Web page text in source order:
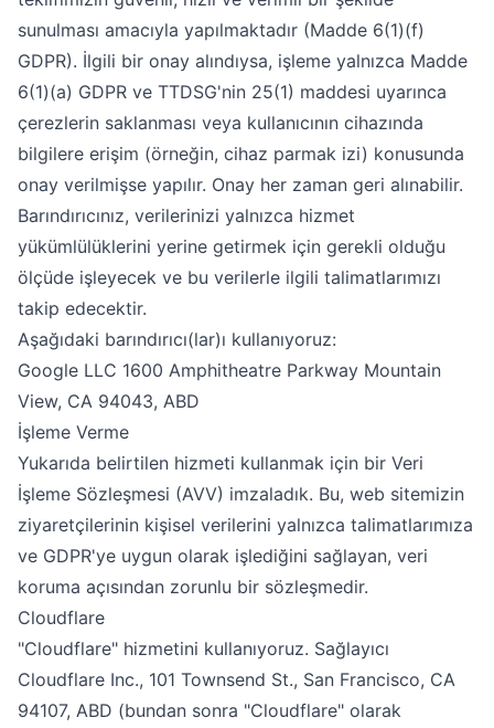
sunulması amacıyla yapılmaktadır (Madde 6(1)(f)
GDPR). İlgili bir onay alındıysa, işleme yalnızca Madde
6(1)(a) GDPR ve TTDSG'nin 25(1) maddesi uyarınca
çerezlerin saklanması veya kullanıcının cihazında
bilgilere erişim (örneğin, cihaz parmak izi) konusunda
onay verilmişse yapılır. Onay her zaman geri alınabilir.
Barındırıcınız, verilerinizi yalnızca hizmet
yükümlülüklerini yerine getirmek için gerekli olduğu
ölçüde işleyecek ve bu verilerle ilgili talimatlarımızı
takip edecektir.
Aşağıdaki barındırıcı(lar)ı kullanıyoruz:
Google LLC 1600 Amphitheatre Parkway Mountain
View, CA 94043, ABD
İşleme Verme
Yukarıda belirtilen hizmeti kullanmak için bir Veri
İşleme Sözleşmesi (AVV) imzaladık. Bu, web sitemizin
ziyaretçilerinin kişisel verilerini yalnızca talimatlarımıza
ve GDPR'ye uygun olarak işlediğini sağlayan, veri
koruma açısından zorunlu bir sözleşmedir.
Cloudflare
"Cloudflare" hizmetini kullanıyoruz. Sağlayıcı
Cloudflare Inc., 101 Townsend St., San Francisco, CA
94107, ABD (bundan sonra "Cloudflare" olarak